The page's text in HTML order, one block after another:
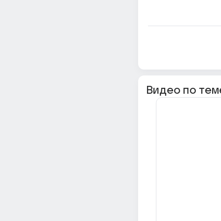
Видео по